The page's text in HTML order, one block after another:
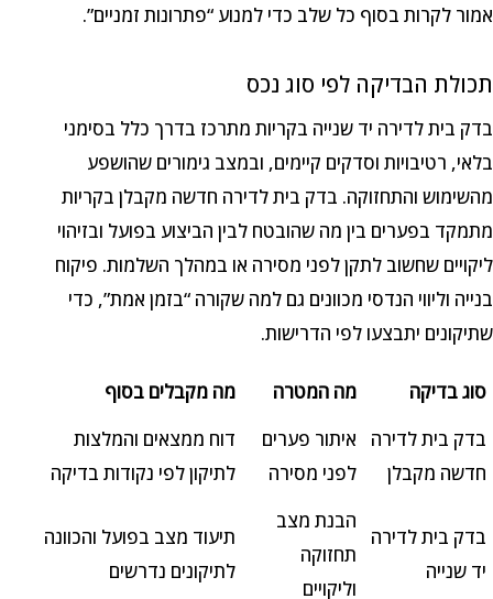
אמור לקרות בסוף כל שלב כדי למנוע “פתרונות זמניים”.
תכולת הבדיקה לפי סוג נכס
בדק בית לדירה יד שנייה בקריות מתרכז בדרך כלל בסימני
בלאי, רטיבויות וסדקים קיימים, ובמצב גימורים שהושפע
מהשימוש והתחזוקה. בדק בית לדירה חדשה מקבלן בקריות
מתמקד בפערים בין מה שהובטח לבין הביצוע בפועל ובזיהוי
ליקויים שחשוב לתקן לפני מסירה או במהלך השלמות. פיקוח
בנייה וליווי הנדסי מכוונים גם למה שקורה “בזמן אמת”, כדי
שתיקונים יתבצעו לפי הדרישות.
סוג בדיקה מה המטרה
מה מקבלים בסוף
בדק בית לדירה
חדשה מקבלן
איתור פערים
לפני מסירה
דוח ממצאים והמלצות
לתיקון לפי נקודות בדיקה
בדק בית לדירה
יד שנייה
הבנת מצב
תחזוקה
וליקויים
תיעוד מצב בפועל והכוונה
לתיקונים נדרשים